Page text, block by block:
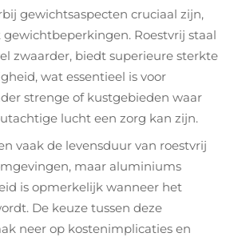
gewichtsaspecten cruciaal zijn,
Roestvrij staal
zwaarder, biedt superieure sterkte
wat essentieel is voor
strenge of kustgebieden waar
lucht een zorg kan zijn.
vaak de levensduur van roestvrij
maar aluminiums
is opmerkelijk wanneer het
De keuze tussen deze
neer op kostenimplicaties en